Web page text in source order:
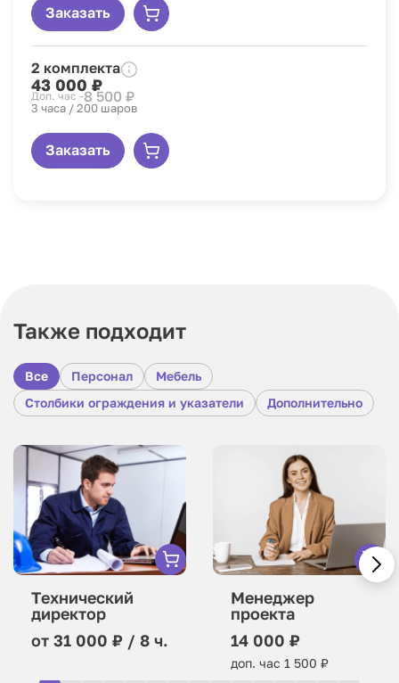
Заказать
2 комплекта
43 000 ₽
Доп. час -8 500 ₽
3 часа / 200 шаров
Заказать
Также подходит
Все Персонал
Мебель
Столбики ограждения и указатели
Дополнительно
Технический
директор
от 31 000 ₽ / 8 ч.
Менеджер
проекта
14 000 ₽
доп. час 1 500 ₽